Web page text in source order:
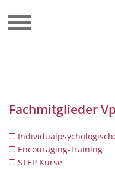
Fachmitglieder
Encouraging-Training
STEP Kurse